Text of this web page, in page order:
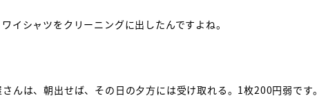
イシャツをクリーニングに出したんですよね。
んは、朝出せば、その日の夕方には受け取れる。1枚200円弱です。